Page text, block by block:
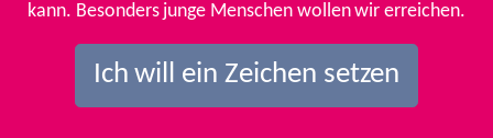
kann. Besonders junge Menschen wollen wir erreichen.
Ich will ein Zeichen setzen